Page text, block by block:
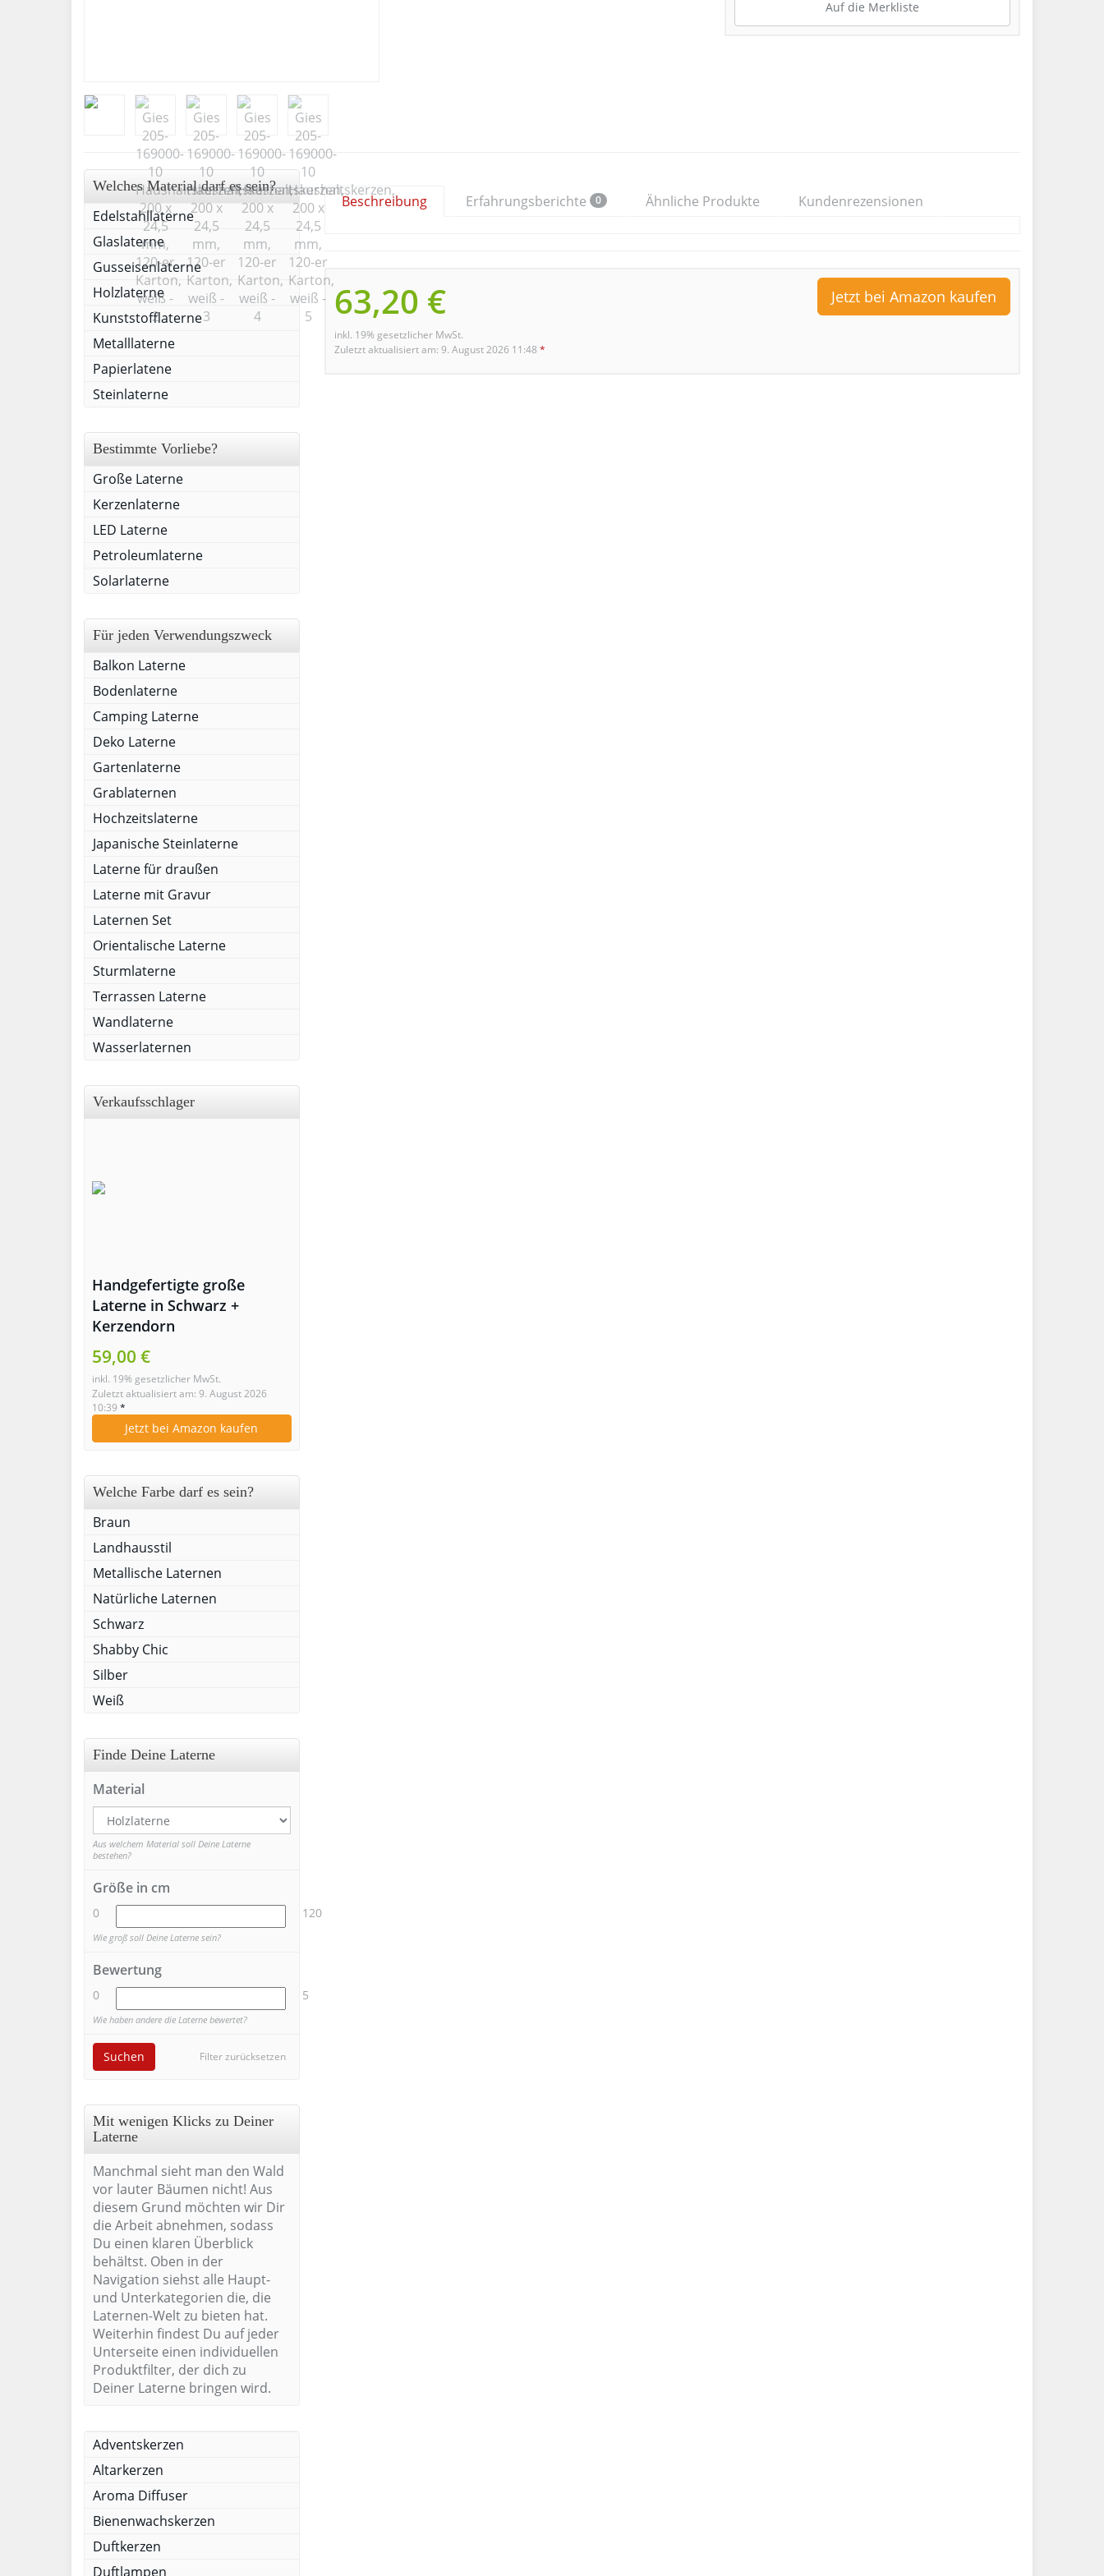
Auf die Merkliste
Beschreibung Erfahrungsberichte 0 Ähnliche Produkte Kundenrezensionen
63,20 €
inkl. 19% gesetzlicher MwSt.
Zuletzt aktualisiert am: 9. August 2026 11:48 *
Jetzt bei Amazon kaufen
Welches Material darf es sein?
Edelstahllaterne
Glaslaterne
Gusseisenlaterne
Holzlaterne
Kunststofflaterne
Metalllaterne
Papierlatene
Steinlaterne
Bestimmte Vorliebe?
Große Laterne
Kerzenlaterne
LED Laterne
Petroleumlaterne
Solarlaterne
Für jeden Verwendungszweck
Balkon Laterne
Bodenlaterne
Camping Laterne
Deko Laterne
Gartenlaterne
Grablaternen
Hochzeitslaterne
Japanische Steinlaterne
Laterne für draußen
Laterne mit Gravur
Laternen Set
Orientalische Laterne
Sturmlaterne
Terrassen Laterne
Wandlaterne
Wasserlaternen
Verkaufsschlager
Handgefertigte große
Laterne in Schwarz +
Kerzendorn
59,00 €
inkl. 19% gesetzlicher MwSt.
Zuletzt aktualisiert am: 9. August 2026
10:39 *
Jetzt bei Amazon kaufen
Welche Farbe darf es sein?
Braun
Landhausstil
Metallische Laternen
Natürliche Laternen
Schwarz
Shabby Chic
Silber
Weiß
Finde Deine Laterne
Material
Aus welchem Material soll Deine Laterne
bestehen?
Größe in cm
0 120
Wie groß soll Deine Laterne sein?
Bewertung
0 5
Wie haben andere die Laterne bewertet?
Filter zurücksetzen
Suchen
Mit wenigen Klicks zu Deiner
Laterne
Manchmal sieht man den Wald
vor lauter Bäumen nicht! Aus
diesem Grund möchten wir Dir
die Arbeit abnehmen, sodass
Du einen klaren Überblick
behältst. Oben in der
Navigation siehst alle Haupt-
und Unterkategorien die, die
Laternen-Welt zu bieten hat.
Weiterhin findest Du auf jeder
Unterseite einen individuellen
Produktfilter, der dich zu
Deiner Laterne bringen wird.
Adventskerzen
Altarkerzen
Aroma Diffuser
Bienenwachskerzen
Duftkerzen
Duftlampen